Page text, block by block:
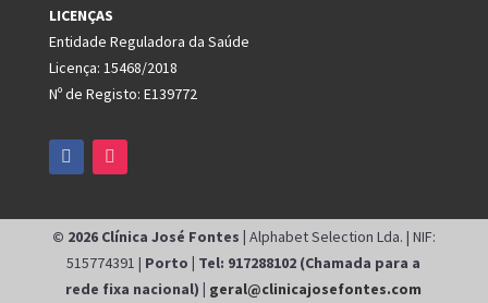
LICENÇAS
Entidade Reguladora da Saúde
Licença: 15468/2018
Nº de Registo: E139772
© 2026 Clínica José Fontes | Alphabet Selection Lda. | NIF:
515774391 | Porto | Tel: 917288102 (Chamada para a
rede fixa nacional) | geral@clinicajosefontes.com